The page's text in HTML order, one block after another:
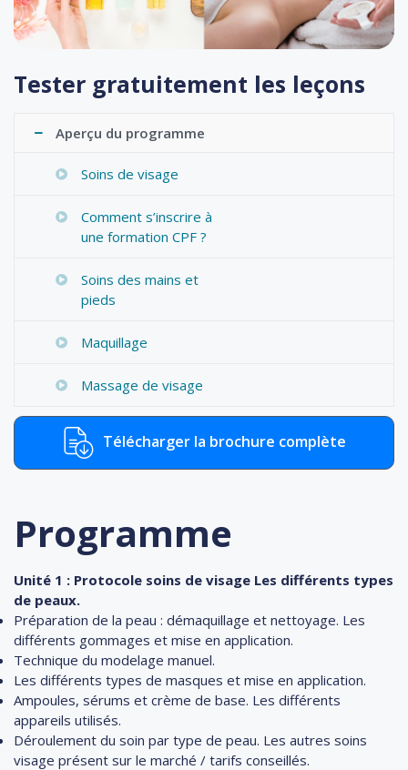
Tester gratuitement les leçons
Aperçu du programme
Soins de visage
Comment s’inscrire à
une formation CPF ?
Soins des mains et
pieds
Maquillage
Massage de visage
Télécharger la brochure complète
Programme
Unité 1 : Protocole soins de visage Les différents types
de peaux.
Préparation de la peau : démaquillage et nettoyage. Les
différents gommages et mise en application.
Technique du modelage manuel.
Les différents types de masques et mise en application.
Ampoules, sérums et crème de base. Les différents
appareils utilisés.
Déroulement du soin par type de peau. Les autres soins
visage présent sur le marché / tarifs conseillés.